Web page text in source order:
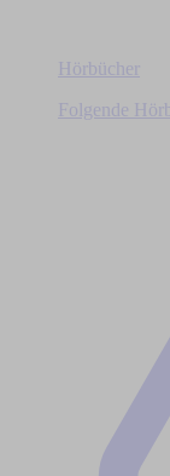
Hörbücher
Folgende